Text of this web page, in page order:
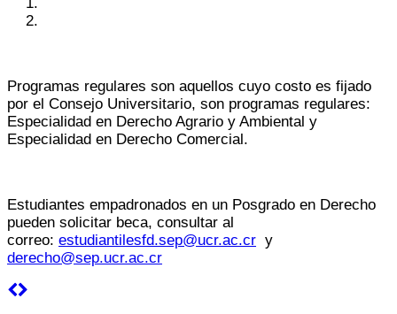
Programas regulares son aquellos cuyo costo es fijado
por el Consejo Universitario, son programas regulares:
Especialidad en Derecho Agrario y Ambiental y
Especialidad en Derecho Comercial.
Estudiantes empadronados en un Posgrado en Derecho
pueden solicitar beca, consultar al
correo: estudiantilesfd.sep@ucr.ac.cr y
derecho@sep.ucr.ac.cr